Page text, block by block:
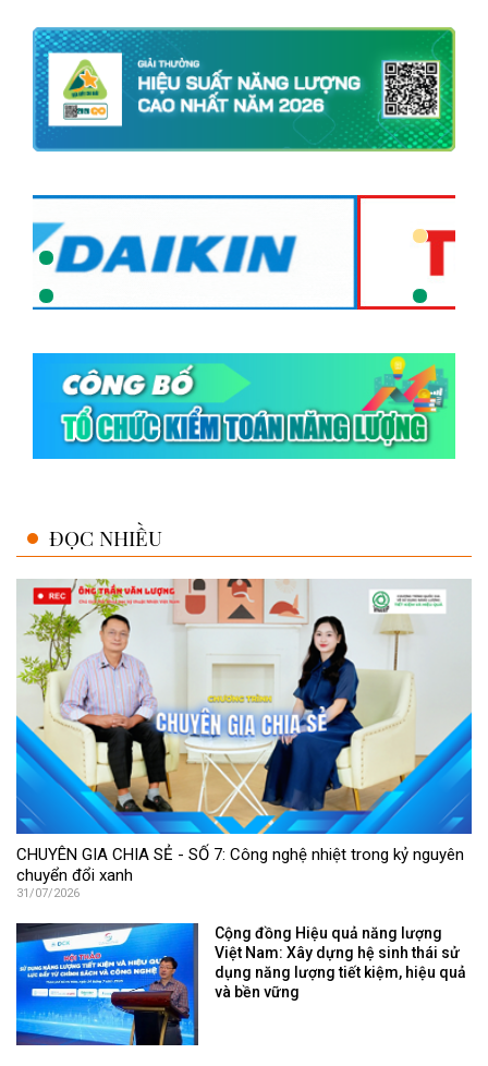
ĐỌC NHIỀU
CHUYÊN GIA CHIA SẺ - SỐ 7: Công nghệ nhiệt trong kỷ nguyên
chuyển đổi xanh
31/07/2026
Cộng đồng Hiệu quả năng lượng
Việt Nam: Xây dựng hệ sinh thái sử
dụng năng lượng tiết kiệm, hiệu quả
và bền vững